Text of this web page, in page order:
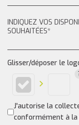
Glisser/déposer le
J'autorise la
conformément à